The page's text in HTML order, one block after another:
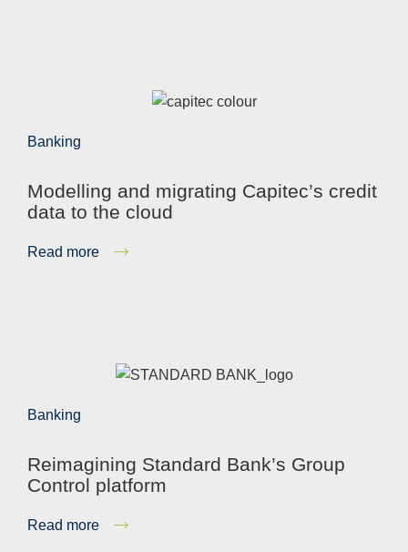
Banking
Modelling and migrating Capitec’s credit
data to the cloud
Read more
Banking
Reimagining Standard Bank’s Group
Control platform
Read more